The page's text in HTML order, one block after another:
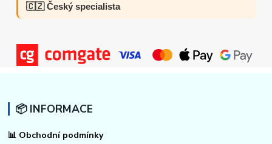
🇨🇿 Český specialista
📦 INFORMACE
📊 Obchodní podmínky